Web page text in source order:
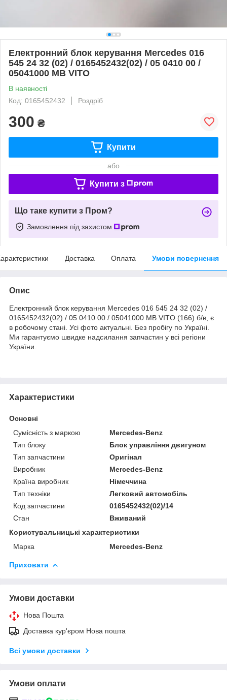
Електронний блок керування Mercedes 016
545 24 32 (02) / 0165452432(02) / 05 0410 00 /
05041000 MB VITO
В наявності
Код: 0165452432
Роздріб
300 ₴
Купити
або
Купити з
Що таке купити з Пром?
Замовлення під захистом
Доставка Оплата Умови повернення
Опис
Електронний блок керування Mercedes 016 545 24 32 (02) /
0165452432(02) / 05 0410 00 / 05041000 MB VITO (166) б/в, є
в робочому стані. Усі фото актуальні. Без пробігу по Україні.
Ми гарантуємо швидке надсилання запчастин у всі регіони
України.
Характеристики
Основні
Сумісність з маркою
Mercedes-Benz
Тип блоку
Блок управління двигуном
Тип запчастини
Оригінал
Виробник
Mercedes-Benz
Країна виробник
Німеччина
Тип техніки
Легковий автомобіль
Код запчастини
0165452432(02)/14
Стан
Вживаний
Користувальницькі характеристики
Марка
Mercedes-Benz
Приховати
Умови доставки
Нова Пошта
Доставка кур'єром Нова пошта
Всі умови доставки
Умови оплати